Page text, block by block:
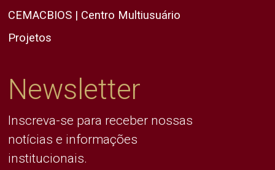
CEMACBIOS | Centro Multiusuário
Projetos
Newsletter
Inscreva-se para receber nossas
notícias e informações
institucionais.